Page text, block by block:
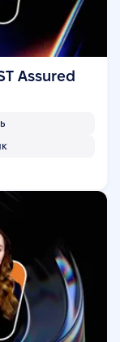
Assured